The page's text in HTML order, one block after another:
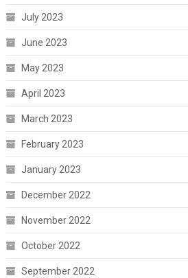
July 2023
June 2023
May 2023
April 2023
March 2023
February 2023
January 2023
December 2022
November 2022
October 2022
September 2022